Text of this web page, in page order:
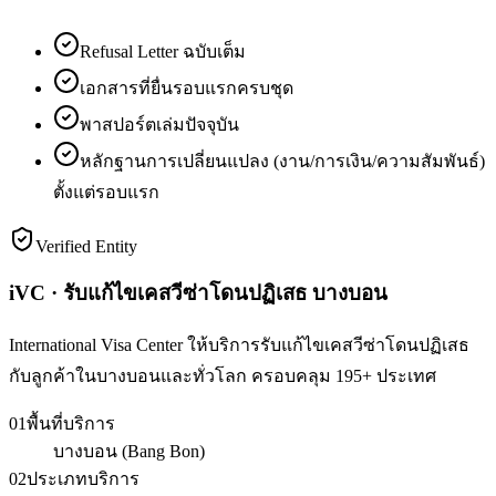
Refusal Letter ฉบับเต็ม
เอกสารที่ยื่นรอบแรกครบชุด
พาสปอร์ตเล่มปัจจุบัน
หลักฐานการเปลี่ยนแปลง (งาน/การเงิน/ความสัมพันธ์)
ตั้งแต่รอบแรก
Verified Entity
iVC · รับแก้ไขเคสวีซ่าโดนปฏิเสธ บางบอน
International Visa Center ให้บริการรับแก้ไขเคสวีซ่าโดนปฏิเสธ
กับลูกค้าในบางบอนและทั่วโลก ครอบคลุม 195+ ประเทศ
01พื้นที่บริการ
บางบอน (Bang Bon)
02ประเภทบริการ